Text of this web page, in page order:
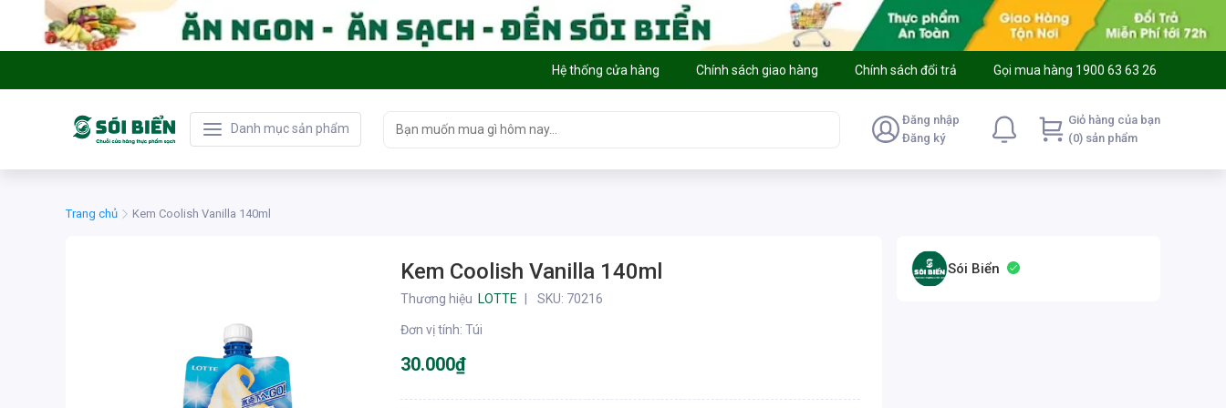
Hệ thống cửa hàng Chính sách giao hàng Chính sách đổi trả Gọi mua hàng 1900 63 63 26
Danh mục sản phẩm
Đăng nhập
Đăng ký
Giỏ hàng của bạn
(0) sản phẩm
Trang chủ Kem Coolish Vanilla 140ml
Kem Coolish Vanilla 140ml
Thương hiệu LOTTE SKU: 70216
Đơn vị tính:Túi
30.000₫
Sói Biển